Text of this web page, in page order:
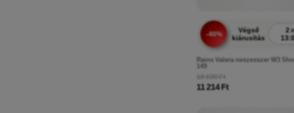
-40%
Végső
kiárusítás
2
Rains Valera neszesszer W3
149
18 690 Ft
11 214 Ft